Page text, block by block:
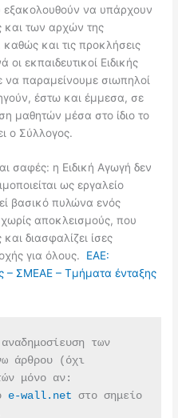
εξακολουθούν να υπάρχουν
και των αρχών της
και τις προκλήσεις
εκπαιδευτικοί Ειδικής
παραμείνουμε σιωπηλοί
έστω και έμμεσα, σε
μαθητών μέσα στο ίδιο το
ο Σύλλογος.
σαφές: η Ειδική Αγωγή δεν
ως εργαλείο
βασικό πυλώνα ενός
αποκλεισμούς, που
διασφαλίζει ίσες
για όλους. ΕΑΕ:
– ΣΜΕΑΕ – Τμήματα ένταξης
των
άρθρου (όχι
μόνο αν:
e-wall.net στο σημείο